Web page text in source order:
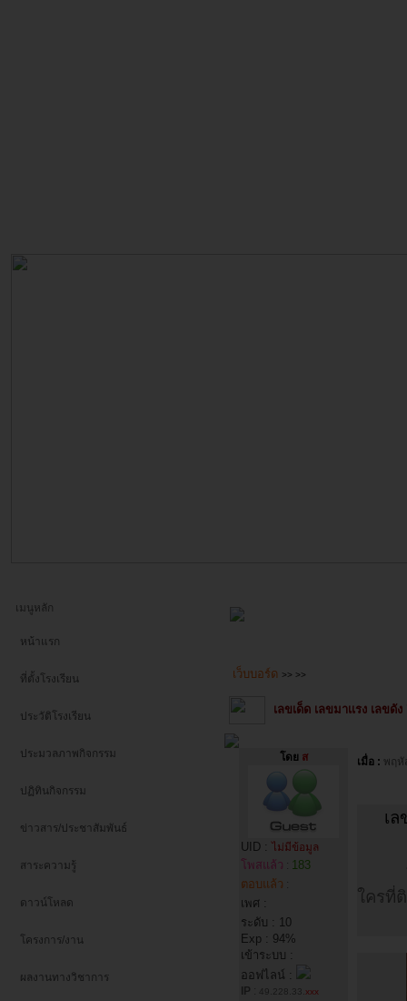
เมนูหลัก
หน้าแรก
ที่ตั้งโรงเรียน
ประวัติโรงเรียน
ประมวลภาพกิจกรรม
ปฏิทินกิจกรรม
ข่าวสาร/ประชาสัมพันธ์
สาระความรู้
ดาวน์โหลด
โครงการ/งาน
ผลงานทางวิชาการ
เว็บบอร์ด >> >>
เลขเด็ด เลขมาเเรง เล
โดยส
UID : ไม่มีข้อมูล
โพสแล้ว : 183
ตอบแล้ว :
เพศ :
ระดับ : 10
Exp : 94%
เข้าระบบ :
ออฟไลน์ :
IP : 49.228.33. xxx
เมื่อ : พฤหั
เ
ใครที่